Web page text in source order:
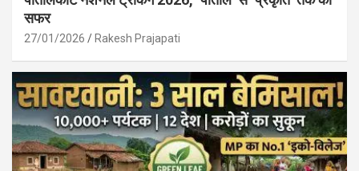
सफर
27/01/2026 Rakesh Prajapati